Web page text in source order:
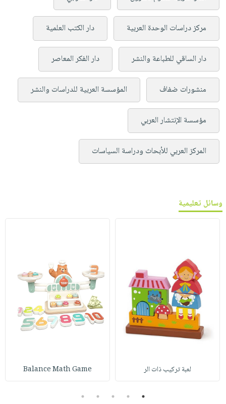
مركز دراسات الوحدة العربية دار الكتب العلمية
دار الساقي للطباعة والنشر دار الفكر المعاصر
منشورات ضفاف المؤسسة العربية للدراسات والنشر
مؤسسة الإنتشار العربي
المركز العربي للأبحاث ودراسة السياسات
وسائل تعليمية
لعبة تركيب ذات الر Balance Math Game
1
2
3
4
5